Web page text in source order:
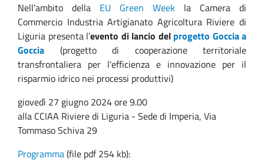
Nell’ambito della EU Green Week la Camera di
Commercio Industria Artigianato Agricoltura Riviere di
Liguria presenta l’evento di lancio del progetto Goccia a
Goccia
(progetto di cooperazione territoriale
transfrontaliera per l'efficienza e innovazione per il
risparmio idrico nei processi produttivi)
giovedì 27 giugno 2024 ore 9.00
alla CCIAA Riviere di Liguria - Sede di Imperia, Via
Tommaso Schiva 29
Programma(file pdf 254 kb):